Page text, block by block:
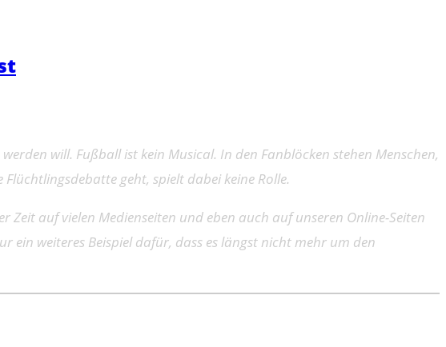
will. Fußball ist kein Musical. In den Fanblöcken stehen Menschen,
geht, spielt dabei keine Rolle.
Zeit auf vielen Medienseiten und eben auch auf unseren Online-Seiten
weiteres Beispiel dafür, dass es längst nicht mehr um den